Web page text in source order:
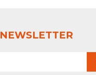
NEWSLETTER